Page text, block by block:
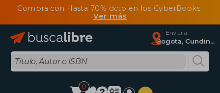
Compra con Hasta 70% dcto en los CyberBooks
Ver más
Enviar a
Bogota, Cundinamarca
0